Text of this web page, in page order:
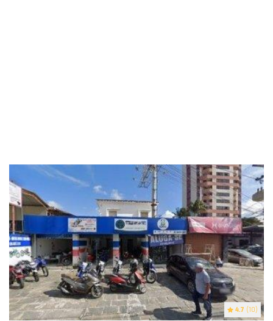
4.7 (10)